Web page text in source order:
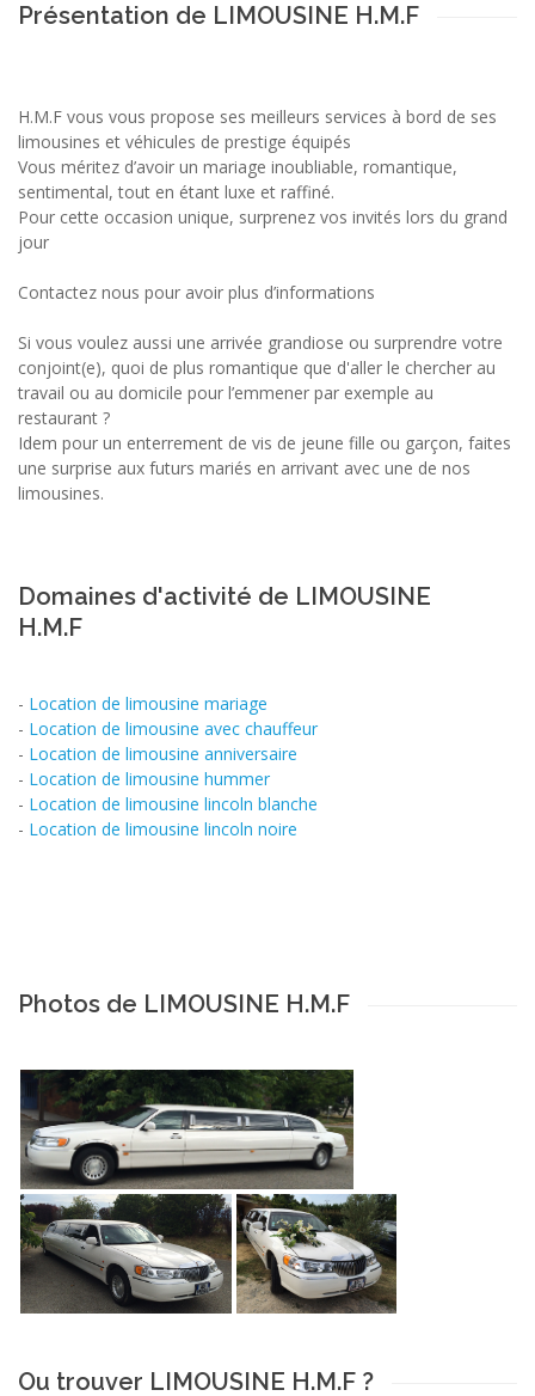
Présentation de LIMOUSINE H.M.F
H.M.F vous vous propose ses meilleurs services à bord de ses
limousines et véhicules de prestige équipés
Vous méritez d’avoir un mariage inoubliable, romantique,
sentimental, tout en étant luxe et raffiné.
Pour cette occasion unique, surprenez vos invités lors du grand
jour
Contactez nous pour avoir plus d’informations
Si vous voulez aussi une arrivée grandiose ou surprendre votre
conjoint(e), quoi de plus romantique que d'aller le chercher au
travail ou au domicile pour l’emmener par exemple au
restaurant ?
Idem pour un enterrement de vis de jeune fille ou garçon, faites
une surprise aux futurs mariés en arrivant avec une de nos
limousines.
Domaines d'activité de LIMOUSINE
H.M.F
- Location de limousine mariage
- Location de limousine avec chauffeur
- Location de limousine anniversaire
- Location de limousine hummer
- Location de limousine lincoln blanche
- Location de limousine lincoln noire
Photos de LIMOUSINE H.M.F
Ou trouver LIMOUSINE H.M.F ?